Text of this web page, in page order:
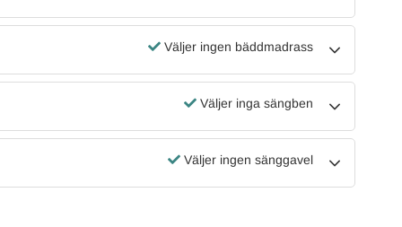
Väljer ingen bäddmadrass
Väljer inga sängben
Väljer ingen sänggavel